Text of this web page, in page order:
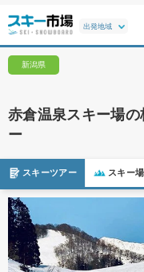
新潟県
赤倉温泉スキー場
ー
スキーツアー スキー